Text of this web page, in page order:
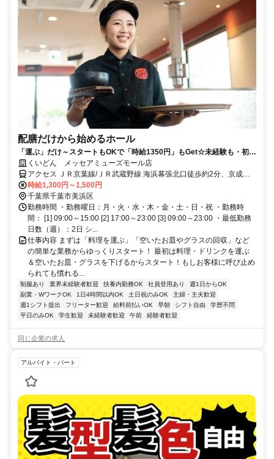
配膳だけから始めるホール
「運ぶ」だけ～スタートもOKで「時給1350円」もGet☆未経験も・初バ
イトも◎笑顔が嬉しいお仕事！
くいどん メッセアミューズモール店
アクセス ＪＲ京葉線/ＪＲ武蔵野線 海浜幕張北口徒歩約2分、京成千
葉線 京成幕張徒歩約23分、ＪＲ京葉線/ＪＲ武蔵野線 幕張豊砂徒歩約
24分 駅近！通勤便利に海浜幕張駅歩2分
時給1,300円～1,500円
千葉県千葉市美浜区
勤務時間 ・勤務曜日：月・火・水・木・金・土・日・祝 ・勤務時
間： [1] 09:00～15:00 [2] 17:00～23:00 [3] 09:00～23:00 ・最低勤務
日数（週）：2日 シ...
仕事内容 まずは「料理を運ぶ」「空いたお皿やグラスの回収」など
の簡単な業務からゆっくりスタート！ 最初は料理・ドリンクを運ぶ
＆空いたお皿・グラスを下げるからスタート！もしお客様に呼び止め
られても慣れる...
制服あり 業界未経験者歓迎 扶養内勤務OK 社員登用あり
週1日からOK
副業・WワークOK
1日4時間以内OK 土日祝のみOK
主婦・主夫歓迎
週1シフト提出
フリーター歓迎 給料前払いOK 早朝 シフト自由
学歴不問
平日のみOK
学生歓迎 未経験者歓迎 午前 経験者歓迎
同じ企業の求人
アルバイト・パート